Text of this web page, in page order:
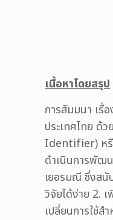
เนื้อหาโดยสรุป
การสัมมนา เรื่
ประเทศไทย ด้
Identifier) หรื
ดำเนินการพัฒ
เยอรมณี ซึ่งสนั
วิจัยได้ง่าย 2.
เปลี่ยนการใช้